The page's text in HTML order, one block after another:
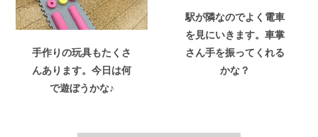
駅が隣なのでよく電車
を見にいきます。車掌
さん手を振ってくれる
かな？
手作りの玩具もたくさ
んあります。今日は何
で遊ぼうかな♪